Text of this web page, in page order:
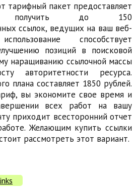
тарифный пакет предоставляет
получить до 150
ссылок, ведущих на ваш веб-
способствует
позиций в поисковой
наращиванию ссылочной массы
авторитетности ресурса.
плана составляет 1850 рублей.
вы экономите свое время и
всех работ на вашу
приходит всесторонний отчет
Желающим купить ссылки
рассмотреть этот вариант.